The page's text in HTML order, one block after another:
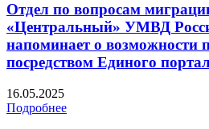
Отдел по вопросам
«Центральный» УМВД
напоминает о возможности
посредством Единого
16.05.2025
Подробнее